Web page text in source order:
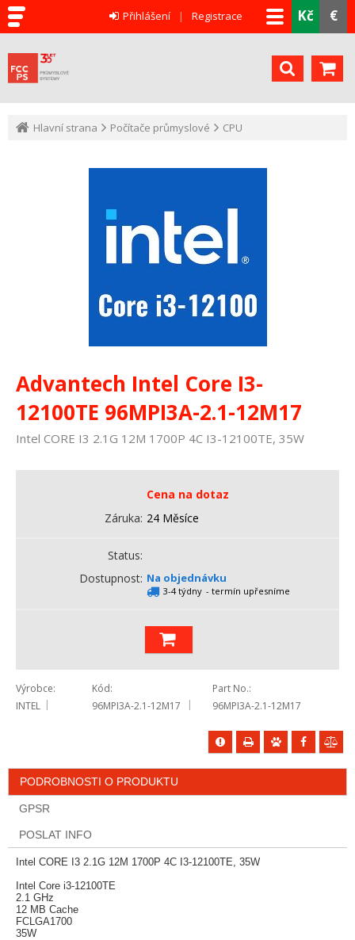
Kč €
Přihlášení Registrace
Hlavní strana Počítače průmyslové CPU
Advantech Intel Core I3-
12100TE 96MPI3A-2.1-12M17
Intel CORE I3 2.1G 12M 1700P 4C I3-12100TE, 35W
Cena na dotaz
Záruka 24 Měsíce
Status
Dostupnost Na objednávku
3-4 týdny - termín upřesníme
Výrobce
INTEL
Kód
96MPI3A-2.1-12M17
Part No.
96MPI3A-2.1-12M17
PODROBNOSTI O PRODUKTU
GPSR
POSLAT INFO
Intel CORE I3 2.1G 12M 1700P 4C I3-12100TE, 35W
Intel Core i3-12100TE
2.1 GHz
12 MB Cache
FCLGA1700
35W